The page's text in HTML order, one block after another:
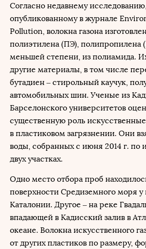
Согласно недавнему исследованию,
опубликованному в журнале
Pollution, волокна газона
полиэтилена (ПЭ), полипропилена
меньшей степени, из полиамида.
другие материалы, в том числе
бутадиен – стирольный каучук,
автомобильных шин. Ученые из
Барселонского университетов
существенную роль
в пластиковом загрязнении. Они
воды, собранных с июня 2014 г. по
двух участках.
Одно место отбора проб
поверхности Средиземного моря у
Каталонии. Другое – на реке
впадающей в Кадисский залив в
океане. Волокна искусственного
от других пластиков по размеру,